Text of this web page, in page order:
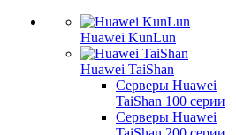
Huawei KunLun
Huawei TaiShan
Серверы Huawei
TaiShan 100 серии
Серверы Huawei